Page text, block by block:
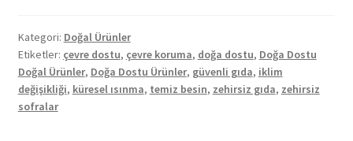
Kategori: Doğal Ürünler
Etiketler: çevre dostu, çevre koruma, doğa dostu, Doğa Dostu
Doğal Ürünler, Doğa Dostu Ürünler, güvenli gıda, iklim
değişikliği, küresel ısınma, temiz besin, zehirsiz gıda, zehirsiz
sofralar